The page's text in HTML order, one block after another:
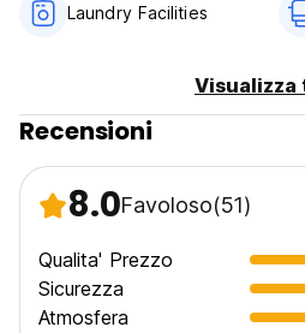
Laundry Facilities
Recensioni
8.0Favoloso(51)
Qualita' Prezzo
Sicurezza
Atmosfera